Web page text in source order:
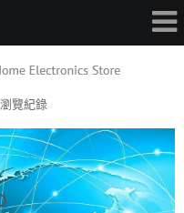
瀏覽紀錄